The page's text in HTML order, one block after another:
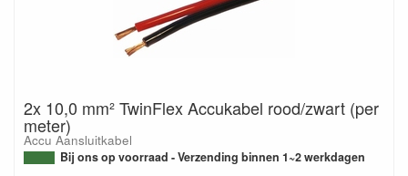
2x 10,0 mm² TwinFlex Accukabel rood/zwart (per
meter)
Accu Aansluitkabel
Bij ons op voorraad - Verzending binnen 1~2 werkdagen